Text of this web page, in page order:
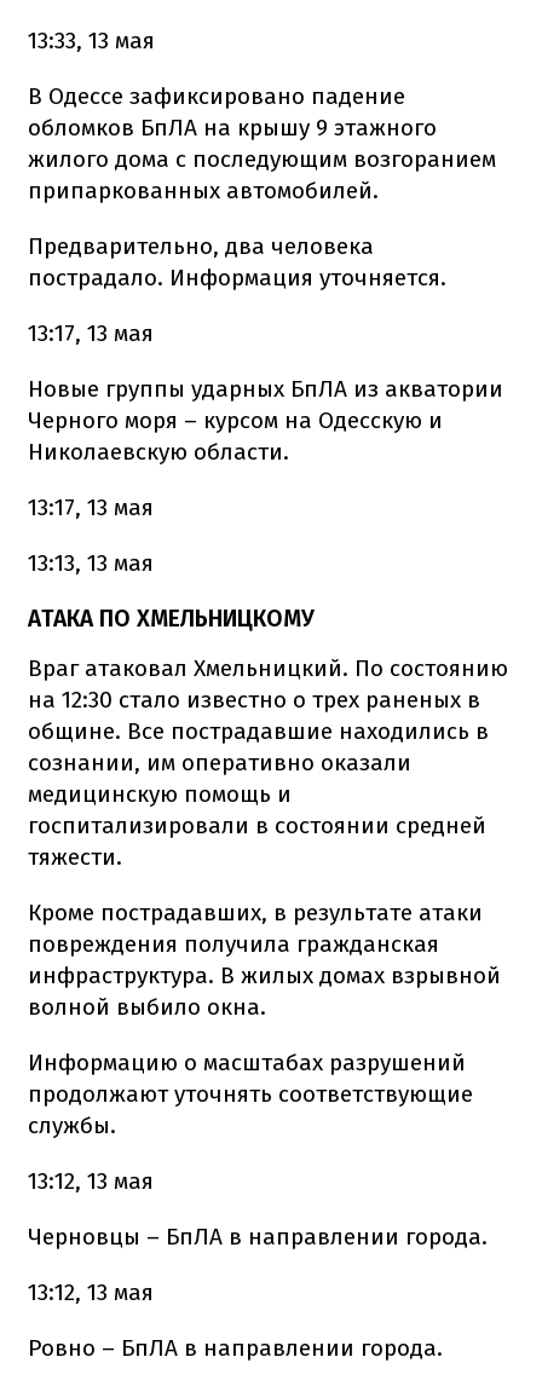
13:33, 13 мая
В Одессе зафиксировано падение
обломков БпЛА на крышу 9 этажного
жилого дома с последующим возгоранием
припаркованных автомобилей.
Предварительно, два человека
пострадало. Информация уточняется.
13:17, 13 мая
Новые группы ударных БпЛА из акватории
Черного моря – курсом на Одесскую и
Николаевскую области.
13:17, 13 мая
13:13, 13 мая
АТАКА ПО ХМЕЛЬНИЦКОМУ
Враг атаковал Хмельницкий. По состоянию
на 12:30 стало известно о трех раненых в
общине. Все пострадавшие находились в
сознании, им оперативно оказали
медицинскую помощь и
госпитализировали в состоянии средней
тяжести.
Кроме пострадавших, в результате атаки
повреждения получила гражданская
инфраструктура. В жилых домах взрывной
волной выбило окна.
Информацию о масштабах разрушений
продолжают уточнять соответствующие
службы.
13:12, 13 мая
Черновцы – БпЛА в направлении города.
13:12, 13 мая
Ровно – БпЛА в направлении города.